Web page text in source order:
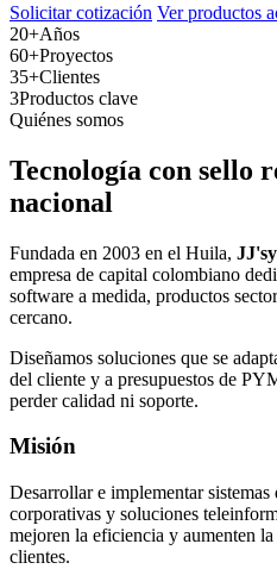
Solicitar cotización Ver productos
20+Años
60+Proyectos
35+Clientes
3Productos clave
Quiénes somos
Tecnología con sello
nacional
Fundada en 2003 en el Huila,
empresa de capital colombiano
software a medida, productos
cercano.
Diseñamos soluciones que se
del cliente y a presupuestos de
perder calidad ni soporte.
Misión
Desarrollar e implementar
corporativas y soluciones
mejoren la eficiencia y aumenten
clientes.